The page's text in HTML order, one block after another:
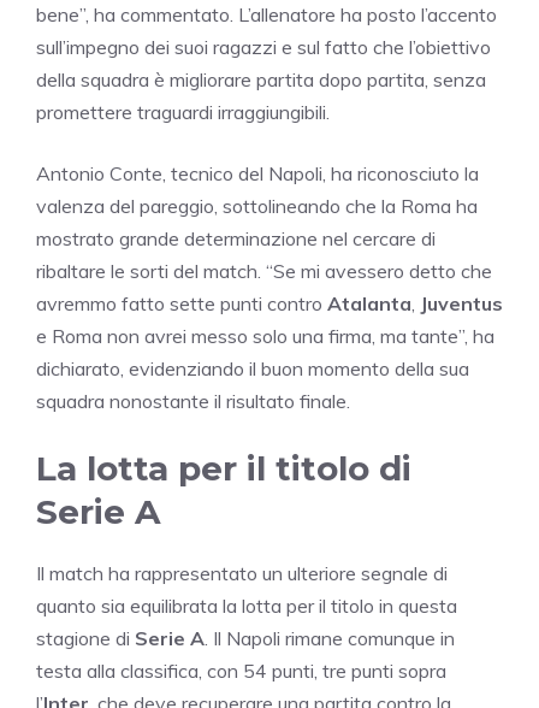
bene”, ha commentato. L’allenatore ha posto l’accento
sull’impegno dei suoi ragazzi e sul fatto che l’obiettivo
della squadra è migliorare partita dopo partita, senza
promettere traguardi irraggiungibili.
Antonio Conte, tecnico del Napoli, ha riconosciuto la
valenza del pareggio, sottolineando che la Roma ha
mostrato grande determinazione nel cercare di
ribaltare le sorti del match. “Se mi avessero detto che
avremmo fatto sette punti contro Atalanta Juventus
e Roma non avrei messo solo una firma, ma tante”, ha
dichiarato, evidenziando il buon momento della sua
squadra nonostante il risultato finale.
La lotta per il titolo di
Serie A
Il match ha rappresentato un ulteriore segnale di
quanto sia equilibrata la lotta per il titolo in questa
stagione di Serie A . Il Napoli rimane comunque in
testa alla classifica, con 54 punti, tre punti sopra
l’Inter , che deve recuperare una partita contro la